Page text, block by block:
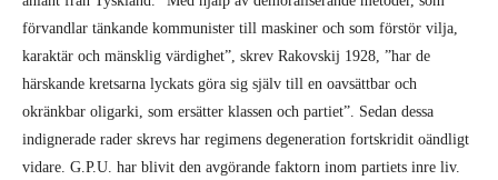
förvandlar tänkande kommunister till maskiner och som förstör vilja,
karaktär och mänsklig värdighet”, skrev Rakovskij 1928, ”har de
härskande kretsarna lyckats göra sig själv till en oavsättbar och
okränkbar oligarki, som ersätter klassen och partiet”. Sedan dessa
indignerade rader skrevs har regimens degeneration fortskridit oändligt
vidare. G.P.U. har blivit den avgörande faktorn inom partiets inre liv.